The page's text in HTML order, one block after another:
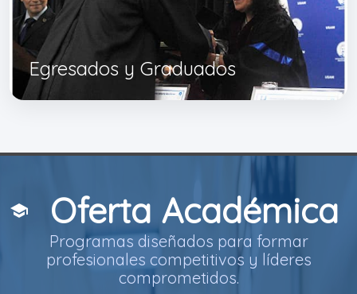
Egresados y Graduados
school Oferta Académica
Programas diseñados para formar
profesionales competitivos y líderes
comprometidos.